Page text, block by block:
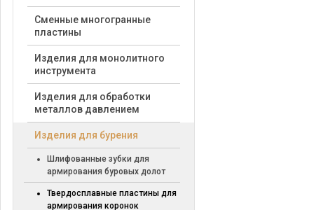
Cменные многогранные
пластины
Изделия для монолитного
инструмента
Изделия для обработки
металлов давлением
Изделия для бурения
Шлифованные зубки для
армирования буровых долот
Твердосплавные пластины для
армирования коронок